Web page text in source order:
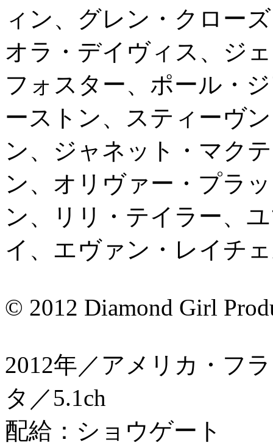
ィン、グレン・クロー
オラ・デイヴィス、ジ
フォスター、ポール・
ーストン、スティーヴ
ン、ジャネット・マク
ン、オリヴァー・プラ
ン、リリ・テイラー、
イ、エヴァン・レイチ
© 2012 Diamond Girl
2012年／アメリカ・フ
タ／5.1ch
配給：ショウゲート